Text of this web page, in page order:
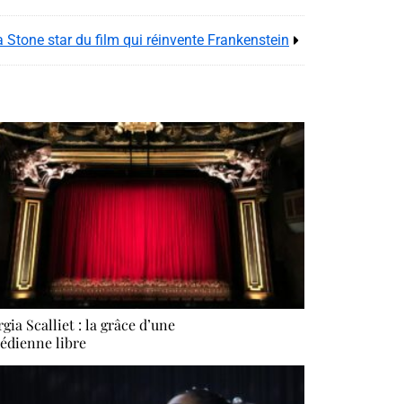
Stone star du film qui réinvente Frankenstein
Scalliet : la grâce d’une
libre